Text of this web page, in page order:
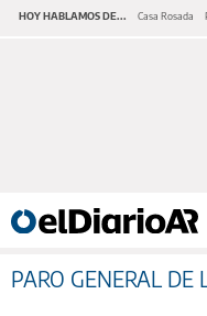
HOY HABLAMOS DE... Casa Rosada
PARO GENERAL DE